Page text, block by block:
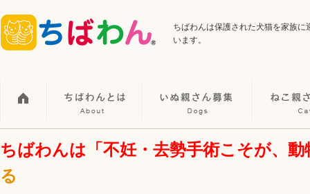
ちばわんは保護された犬猫を家族
います。
ちばわんは「不妊・去勢手術こそが、
る